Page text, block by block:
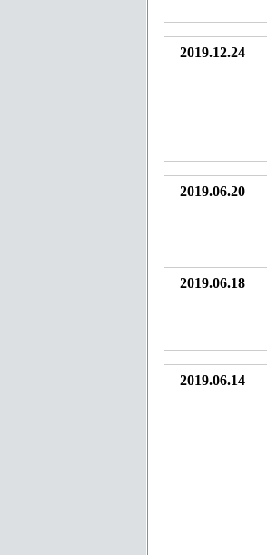
2019.12.24
2019.06.20
2019.06.18
2019.06.14